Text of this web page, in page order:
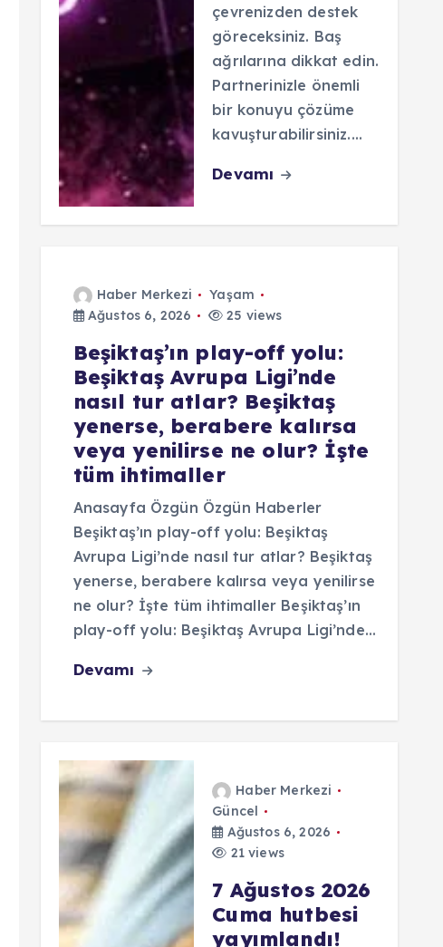
çevrenizden destek
göreceksiniz. Baş
ağrılarına dikkat edin.
Partnerinizle önemli
bir konuyu çözüme
kavuşturabilirsiniz.…
Devamı
Haber Merkezi
Yaşam
Ağustos 6, 2026
25 views
Beşiktaş’ın play-off yolu:
Beşiktaş Avrupa Ligi’nde
nasıl tur atlar? Beşiktaş
yenerse, berabere kalırsa
veya yenilirse ne olur? İşte
tüm ihtimaller
Anasayfa Özgün Özgün Haberler
Beşiktaş’ın play-off yolu: Beşiktaş
Avrupa Ligi’nde nasıl tur atlar? Beşiktaş
yenerse, berabere kalırsa veya yenilirse
ne olur? İşte tüm ihtimaller Beşiktaş’ın
play-off yolu: Beşiktaş Avrupa Ligi’nde…
Devamı
Haber Merkezi
Güncel
Ağustos 6, 2026
21 views
7 Ağustos 2026
Cuma hutbesi
yayımlandı!